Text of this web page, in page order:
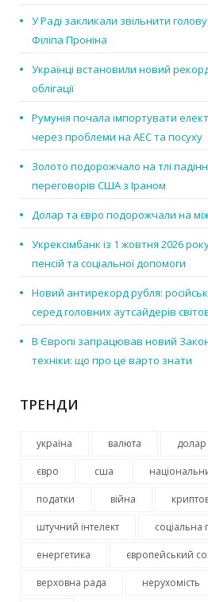
У Раді закликали звільнити
Філіпа Проніна
Українці встановили новий рекорд
облігації
Румунія почала імпортувати
через проблеми на АЕС та посуху
Золото подорожчало на тлі
переговорів США з Іраном
Долар та євро подорожчали на
Укрексімбанк із 1 жовтня 2026
пенсій та соціальної допомоги
Новий антирекорд рубля:
серед головних аутсайдерів
В Європі запрацював новий
техніки: що про це варто знати
ТРЕНДИ
україна валюта долар
євро сша
податки війна
штучний інтелект соціальна
енергетика європейський
верховна рада нерухомість